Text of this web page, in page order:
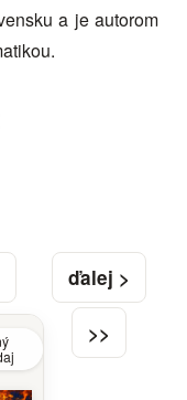
a je autorom
ďalej >
>>